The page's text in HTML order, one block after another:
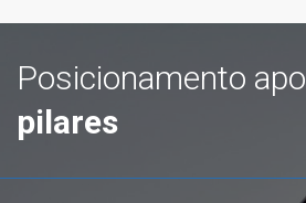
Posicionamento
pilares